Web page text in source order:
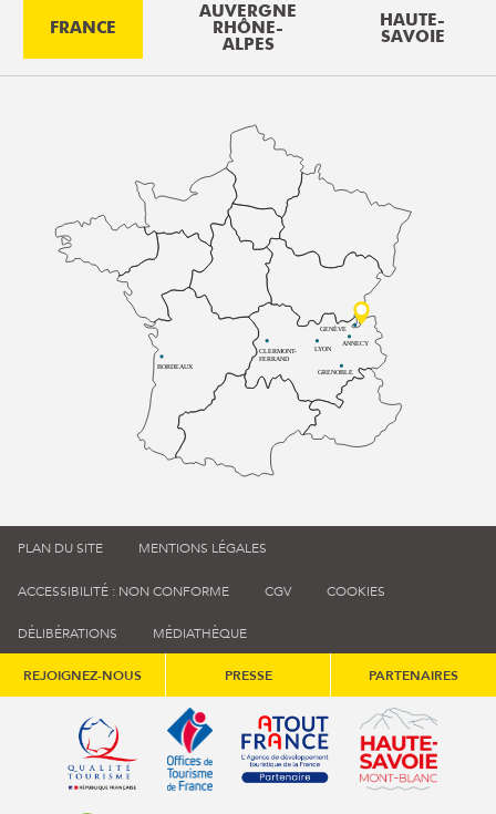
FRANCE
AUVERGNE
RHÔNE-
ALPES
HAUTE-
SAVOIE
BORDEAUX
CLERMONT-
FERRAND
LYON
ANNECY
GRENOBLE
GENÈVE
PLAN DU SITE MENTIONS LÉGALES
ACCESSIBILITÉ : NON CONFORME CGV COOKIES
DÉLIBÉRATIONS MÉDIATHÈQUE
REJOIGNEZ-NOUS PRESSE PARTENAIRES
Qualité tourisme (s'ouvre dans une nouvelle fenêtre)
Office de tourisme de France (s'ouvre
Atout France (s'ouvre dans